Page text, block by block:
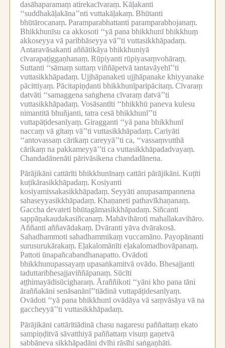
dasāhaparamaṃ atirekacīvaraṃ. Kāḷakanti
‘‘suddhakāḷakāna’’nti vuttakāḷakaṃ. Bhūtanti
bhūtārocanaṃ. Paramparabhattanti paramparabhojanaṃ.
Bhikkhunīsu ca akkosoti ‘‘yā pana bhikkhunī bhikkhuṃ
akkoseyya vā paribhāseyya vā’’ti vuttasikkhāpadaṃ.
Antaravāsakanti aññātikāya bhikkhuniyā
cīvarapaṭiggaṇhanaṃ. Rūpiyanti rūpiyasaṃvohāraṃ.
Suttanti ‘‘sāmaṃ suttaṃ viññāpetvā tantavāyehī’’ti
vuttasikkhāpadaṃ. Ujjhāpanaketi ujjhāpanake khiyyanake
pācittiyaṃ. Pācitapiṇḍanti bhikkhunīparipācitaṃ. Cīvaraṃ
datvāti ‘‘samaggena saṅghena cīvaraṃ datvā’’ti
vuttasikkhāpadaṃ. Vosāsantīti ‘‘bhikkhū paneva kulesu
nimantitā bhuñjanti, tatra cesā bhikkhunī’’ti
vuttapāṭidesanīyaṃ. Giragganti ‘‘yā pana bhikkhunī
naccaṃ vā gītaṃ vā’’ti vuttasikkhāpadaṃ. Cariyāti
‘‘antovassaṃ cārikaṃ careyyā’’ti ca, ‘‘vassaṃvutthā
cārikaṃ na pakkameyyā’’ti ca vuttasikkhāpadadvayaṃ.
Chandadānenāti pārivāsikena chandadānena.
Pārājikāni cattārīti bhikkhunīnaṃ cattāri pārājikāni. Kuṭīti
kuṭikārasikkhāpadaṃ. Kosiyanti
kosiyamissakasikkhāpadaṃ. Seyyāti anupasampannena
sahaseyyasikkhāpadaṃ. Khaṇaneti pathavīkhaṇanaṃ.
Gaccha devateti bhūtagāmasikkhāpadaṃ. Siñcanti
sappāṇakaudakasiñcanaṃ. Mahāvihāroti mahallakavihāro.
Aññanti aññavādakaṃ. Dvāranti yāva dvārakosā.
Sahadhammoti sahadhammikaṃ vuccamāno. Payopānanti
surusurukārakaṃ. Eḷakalomānīti eḷakalomadhovāpanaṃ.
Pattoti ūnapañcabandhanapatto. Ovādoti
bhikkhunupassayaṃ upasaṅkamitvā ovādo. Bhesajjanti
taduttaribhesajjaviññāpanaṃ. Sūcīti
aṭṭhimayādisūcigharaṃ. Āraññikoti ‘‘yāni kho pana tāni
āraññakāni senāsanānī’’tiādinā vuttapāṭidesanīyaṃ.
Ovādoti ‘‘yā pana bhikkhunī ovādāya vā saṃvāsāya vā na
gaccheyyā’’ti vuttasikkhāpadaṃ.
Pārājikāni cattārītiādinā chasu nagaresu paññattaṃ ekato
sampiṇḍitvā sāvatthiyā paññattaṃ visuṃ gaṇetvā
sabbāneva sikkhāpadāni dvīhi rāsīhi saṅgaṇhāti.